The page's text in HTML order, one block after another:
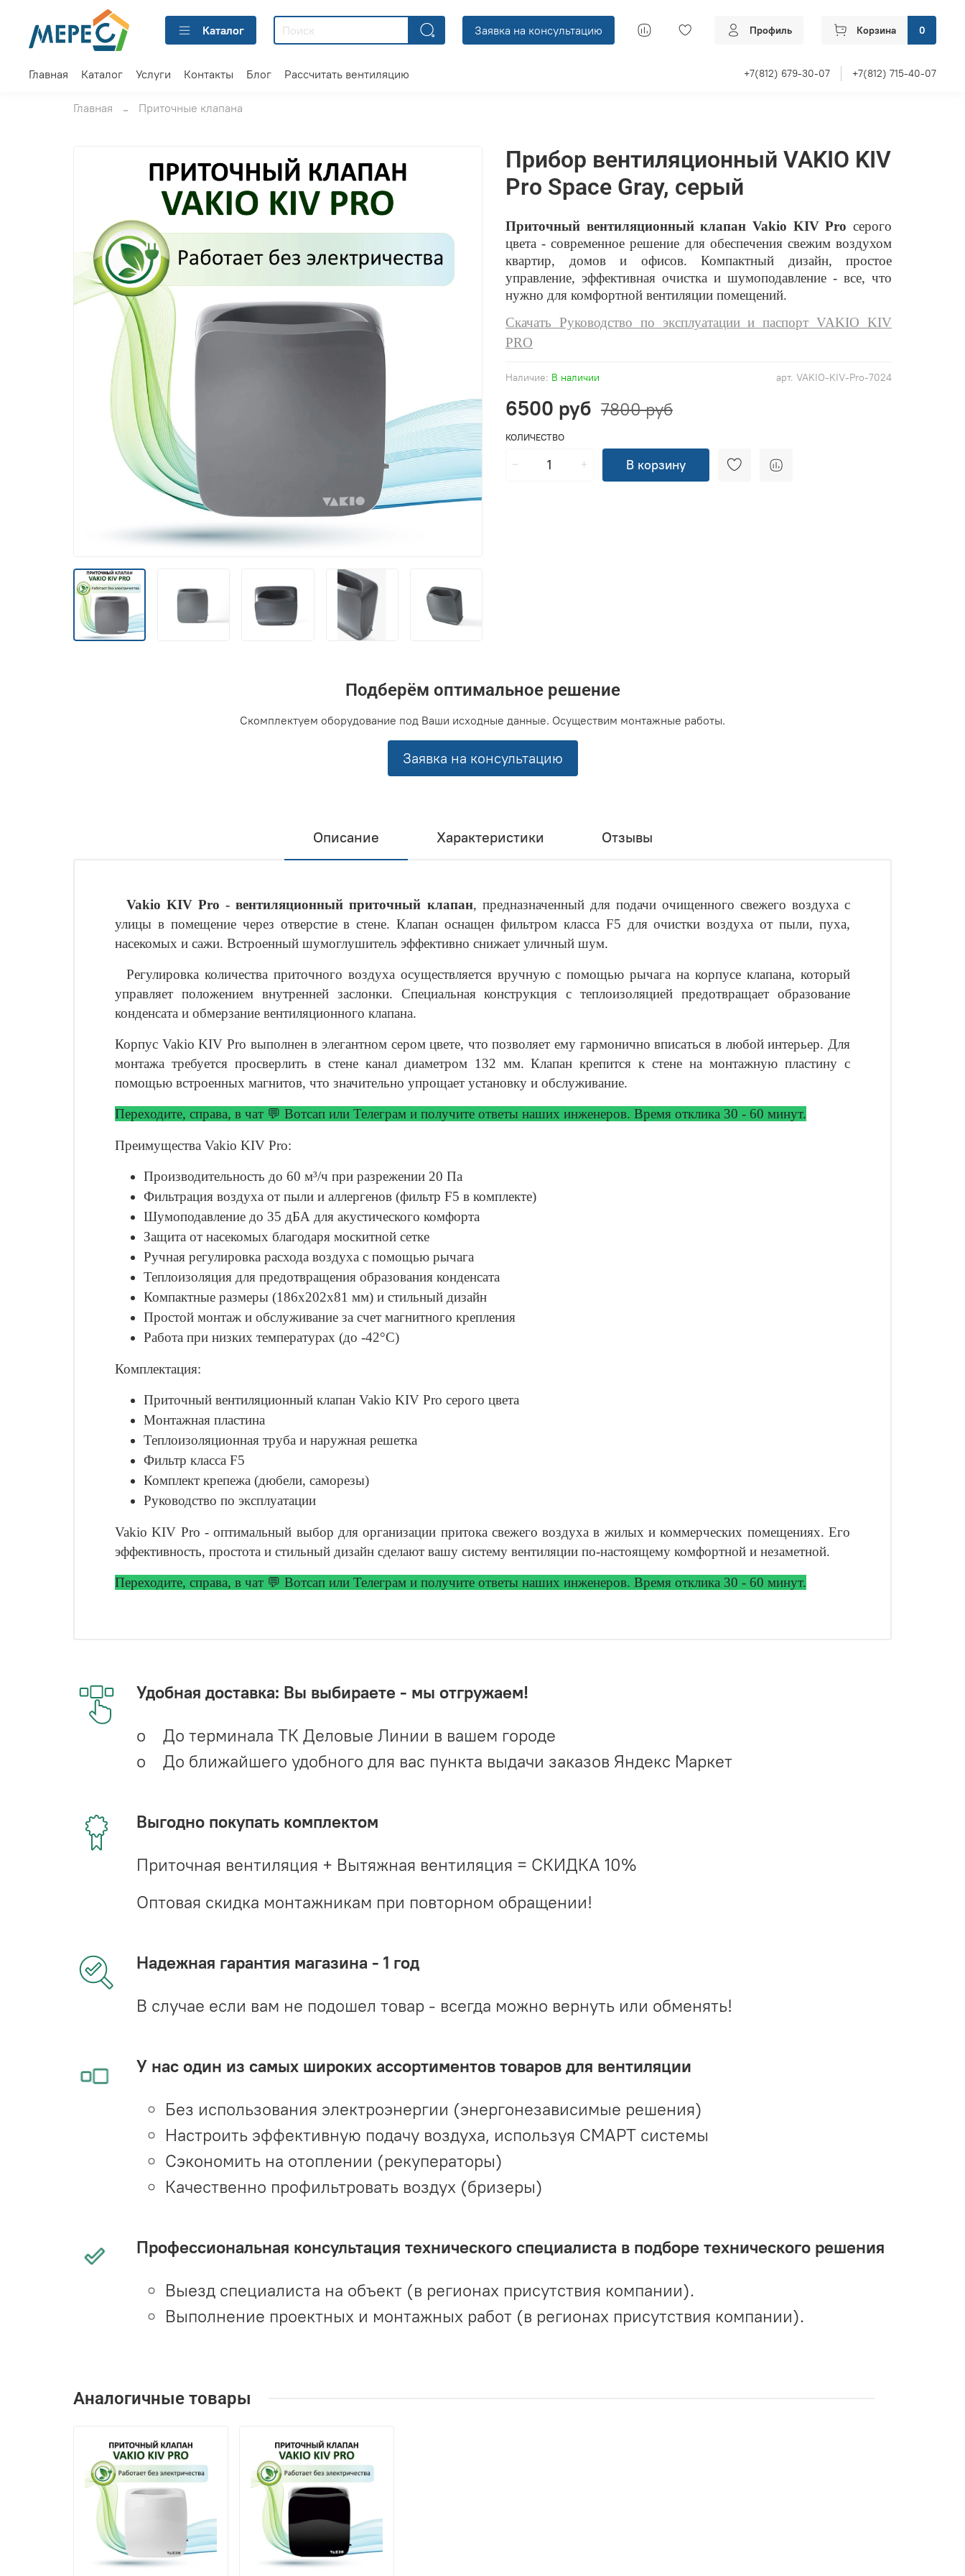
Каталог Заявка на консультацию Профиль Корзина 0
Главная Каталог Услуги Контакты Блог Рассчитать вентиляцию +7(812) 679-30-07 +7(812) 715-40-07
Главная Приточные клапана
арт. VAKIO-KIV-Pro-7024
Наличие: В наличии
Прибор вентиляционный VAKIO KIV
Pro Space Gray, серый
6500 руб 7800 руб
КОЛИЧЕСТВО
В корзину
Приточный вентиляционный клапан Vakio KIV Pro серого
цвета - современное решение для обеспечения свежим воздухом
квартир, домов и офисов. Компактный дизайн, простое
управление, эффективная очистка и шумоподавление - все, что
нужно для комфортной вентиляции помещений.
Скачать Руководство по эксплуатации и паспорт VAKIO KIV
PRO
Подберём оптимальное решение
Скомплектуем оборудование под Ваши исходные данные. Осуществим монтажные работы.
Заявка на консультацию
Описание Характеристики Отзывы
Vakio KIV Pro - вентиляционный приточный клапан, предназначенный для подачи очищенного свежего воздуха с
улицы в помещение через отверстие в стене. Клапан оснащен фильтром класса F5 для очистки воздуха от пыли, пуха,
насекомых и сажи. Встроенный шумоглушитель эффективно снижает уличный шум.
Регулировка количества приточного воздуха осуществляется вручную с помощью рычага на корпусе клапана, который
управляет положением внутренней заслонки. Специальная конструкция с теплоизоляцией предотвращает образование
конденсата и обмерзание вентиляционного клапана.
Корпус Vakio KIV Pro выполнен в элегантном сером цвете, что позволяет ему гармонично вписаться в любой интерьер. Для
монтажа требуется просверлить в стене канал диаметром 132 мм. Клапан крепится к стене на монтажную пластину с
помощью встроенных магнитов, что значительно упрощает установку и обслуживание.
Переходите, справа, в чат 💬 Вотсап или Телеграм и получите ответы наших инженеров. Время отклика 30 - 60 минут.
Преимущества Vakio KIV Pro:
Производительность до 60 м³/ч при разрежении 20 Па
Фильтрация воздуха от пыли и аллергенов (фильтр F5 в комплекте)
Шумоподавление до 35 дБА для акустического комфорта
Защита от насекомых благодаря москитной сетке
Ручная регулировка расхода воздуха с помощью рычага
Теплоизоляция для предотвращения образования конденсата
Компактные размеры (186х202х81 мм) и стильный дизайн
Простой монтаж и обслуживание за счет магнитного крепления
Работа при низких температурах (до -42°С)
Комплектация:
Приточный вентиляционный клапан Vakio KIV Pro серого цвета
Монтажная пластина
Теплоизоляционная труба и наружная решетка
Фильтр класса F5
Комплект крепежа (дюбели, саморезы)
Руководство по эксплуатации
Vakio KIV Pro - оптимальный выбор для организации притока свежего воздуха в жилых и коммерческих помещениях. Его
эффективность, простота и стильный дизайн сделают вашу систему вентиляции по-настоящему комфортной и незаметной.
Переходите, справа, в чат 💬 Вотсап или Телеграм и получите ответы наших инженеров. Время отклика 30 - 60 минут.
Удобная доставка: Вы выбираете - мы отгружаем!
o До терминала ТК Деловые Линии в вашем городе
o До ближайшего удобного для вас пункта выдачи заказов Яндекс Маркет
Выгодно покупать комплектом
Приточная вентиляция + Вытяжная вентиляция = СКИДКА 10%
Оптовая скидка монтажникам при повторном обращении!
Надежная гарантия магазина - 1 год
В случае если вам не подошел товар - всегда можно вернуть или обменять!
У нас один из самых широких ассортиментов товаров для вентиляции
Без использования электроэнергии (энергонезависимые решения)
Настроить эффективную подачу воздуха, используя СМАРТ системы
Сэкономить на отоплении (рекуператоры)
Качественно профильтровать воздух (бризеры)
Профессиональная консультация технического специалиста в подборе технического решения
Выезд специалиста на объект (в регионах присутствия компании).
Выполнение проектных и монтажных работ (в регионах присутствия компании).
Аналогичные товары